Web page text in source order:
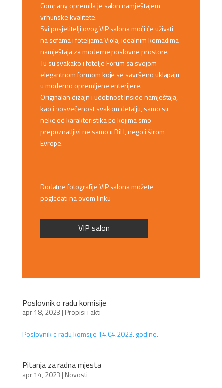
Company opremila je salon namještajem
vrhunske kvalitete.
Svi posjetitelji ovog VIP salona moći će uživati
na sofama i foteljama Viola, idealnim komadima
namještaja za moderne poslovne prostore.
Tu su svakako i fotelje Forum sa svojom
elegantnom formom koje se savršeno uklapaju
u moderno opremljene enterijere.
Originalan dizajn i udobnost Inside namještaja,
kao i posvećenost svakom detalju, samo su
neke od karakteristika po kojima smo
prepoznatljivi ne samo u BiH, nego i širom
Evrope.
Dodatne fotografije VIP salona možete
pogledati na ovom linku:
VIP salon
Poslovnik o radu komisije
apr 18, 2023 | Propisi i akti
Poslovnik o radu komsije 14.04.2023. godine.
Pitanja za radna mjesta
apr 14, 2023 | Novosti